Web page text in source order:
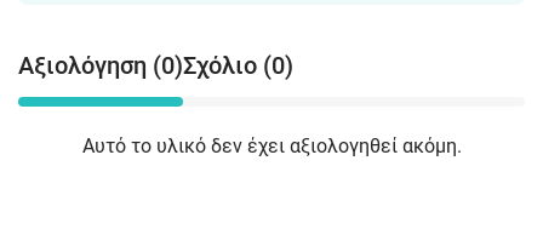
Αξιολόγηση (0)Σχόλιο (0)
Αυτό το υλικό δεν έχει αξιολογηθεί ακόμη.